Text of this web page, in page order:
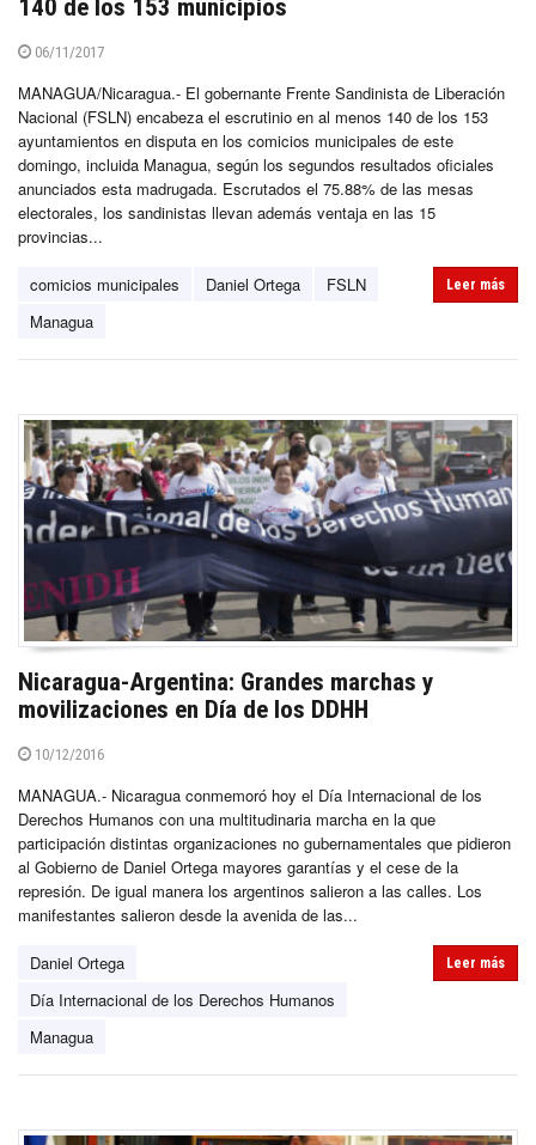
140 de los 153 municipios
06/11/2017
MANAGUA/Nicaragua.- El gobernante Frente Sandinista de Liberación
Nacional (FSLN) encabeza el escrutinio en al menos 140 de los 153
ayuntamientos en disputa en los comicios municipales de este
domingo, incluida Managua, según los segundos resultados oficiales
anunciados esta madrugada. Escrutados el 75.88% de las mesas
electorales, los sandinistas llevan además ventaja en las 15
provincias...
comicios municipales Daniel Ortega
FSLN
Managua
Leer más
Nicaragua-Argentina: Grandes marchas y
movilizaciones en Día de los DDHH
10/12/2016
MANAGUA.- Nicaragua conmemoró hoy el Día Internacional de los
Derechos Humanos con una multitudinaria marcha en la que
participación distintas organizaciones no gubernamentales que pidieron
al Gobierno de Daniel Ortega mayores garantías y el cese de la
represión. De igual manera los argentinos salieron a las calles. Los
manifestantes salieron desde la avenida de las...
Daniel Ortega
Día Internacional de los Derechos Humanos
Managua
Leer más